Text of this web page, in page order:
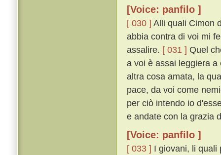
[Voice: panfilo ]
[ 030 ] Alli quali Cimon
abbia contra di voi mi
assalire. [ 031 ] Quel
a voi è assai leggiera
altra cosa amata, la
pace, da voi come
per ciò intendo io
e andate con la grazia
[Voice: panfilo ]
[ 033 ] I giovani, li quali